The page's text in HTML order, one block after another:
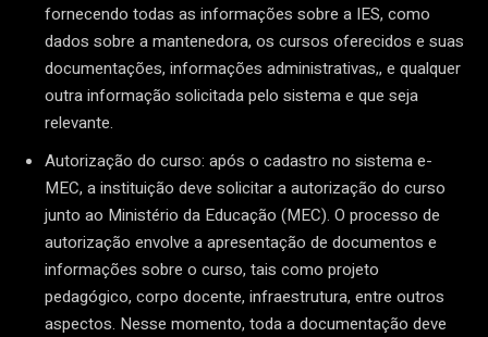
fornecendo todas as informações sobre a IES, como
dados sobre a mantenedora, os cursos oferecidos e suas
documentações, informações administrativas,, e qualquer
outra informação solicitada pelo sistema e que seja
relevante.
Autorização do curso: após o cadastro no sistema e-
MEC, a instituição deve solicitar a autorização do curso
junto ao Ministério da Educação (MEC). O processo de
autorização envolve a apresentação de documentos e
informações sobre o curso, tais como projeto
pedagógico, corpo docente, infraestrutura, entre outros
aspectos. Nesse momento, toda a documentação deve